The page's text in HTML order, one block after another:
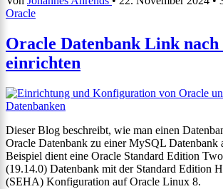
bis
Oracle
Oracle Datenbank Link
einrichten
Dieser Blog beschreibt, wie man einen
Oracle Datenbank zu einer MySQL Datenbank
Beispiel dient eine Oracle Standard Edition
(19.14.0) Datenbank mit der Standard Edition
(SEHA) Konfiguration auf Oracle Linux 8.